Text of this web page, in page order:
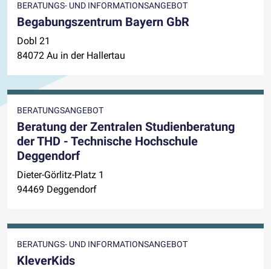
BERATUNGS- UND INFORMATIONSANGEBOT
Begabungszentrum Bayern GbR
Dobl 21
84072 Au in der Hallertau
BERATUNGSANGEBOT
Beratung der Zentralen Studienberatung
der THD - Technische Hochschule
Deggendorf
Dieter-Görlitz-Platz 1
94469 Deggendorf
BERATUNGS- UND INFORMATIONSANGEBOT
KleverKids